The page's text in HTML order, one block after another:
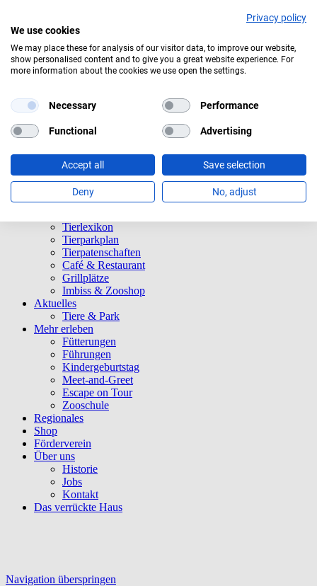
Aktuelles Wetter: 19°C Bedeckt
Navigation überspringen
Informationen
Öffnungszeiten
Eintrittspreise
Saisonkarten
Veranstaltungen
Tierparkordnung
Spenden
Barrierefreiheit
Tierlexikon
Tierparkplan
Tierpatenschaften
Café & Restaurant
Grillplätze
Imbiss & Zooshop
Aktuelles
Tiere & Park
Mehr erleben
Fütterungen
Führungen
Kindergeburtstag
Meet-and-Greet
Escape on Tour
Zooschule
Regionales
Shop
Förderverein
Über uns
Historie
Jobs
Kontakt
Das verrückte Haus
Navigation überspringen
Privacy policy
We use cookies
We may place these for analysis of our visitor data, to improve our website,
show personalised content and to give you a great website experience. For
more information about the cookies we use open the settings.
Necessary Performance
Functional Advertising
Accept all Save selection
Deny No, adjust